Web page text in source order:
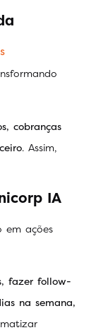
cobranças
. Assim,
IA
em ações
fazer follow-
na semana,